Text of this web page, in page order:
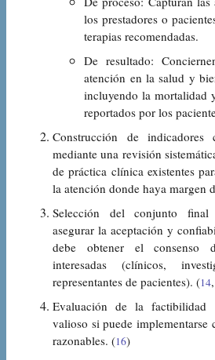
los prestadores o
terapias recomendadas.
De resultado:
atención en la salud y
incluyendo la mortalidad
reportados por los
Construcción de indicadores
mediante una revisión
de práctica clínica existentes
la atención donde haya margen
Selección del conjunto final
asegurar la aceptación y
debe obtener el consenso
interesadas (clínicos,
representantes de pacientes). (14,
Evaluación de la
valioso si puede implementarse
razonables. (16)